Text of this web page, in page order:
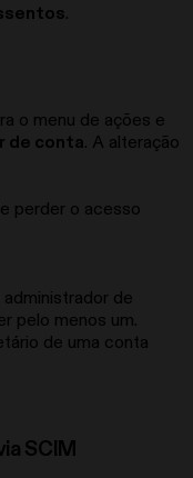
.
o menu de ações e
de conta. A alteração
perder o acesso
de
pelo menos um.
de uma conta
SCIM